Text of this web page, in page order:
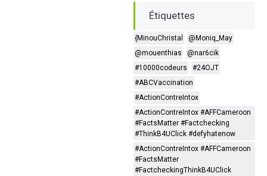
Étiquettes
{MinouChristal
@Moniq_May
@mouenthias
@nar6cik
#10000codeurs
#24OJT
#ABCVaccination
#ActionContreIntox
#ActionContreIntox #AFFCameroon
#FactsMatter #Factchecking
#ThinkB4UClick #defyhatenow
#ActionContreIntox #AFFCameroon
#FactsMatter
#FactcheckingThinkB4UClick